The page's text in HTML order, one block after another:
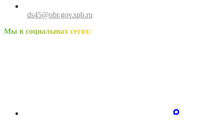
ds45@obr.gov.spb.ru
Мы в социальных сетях: